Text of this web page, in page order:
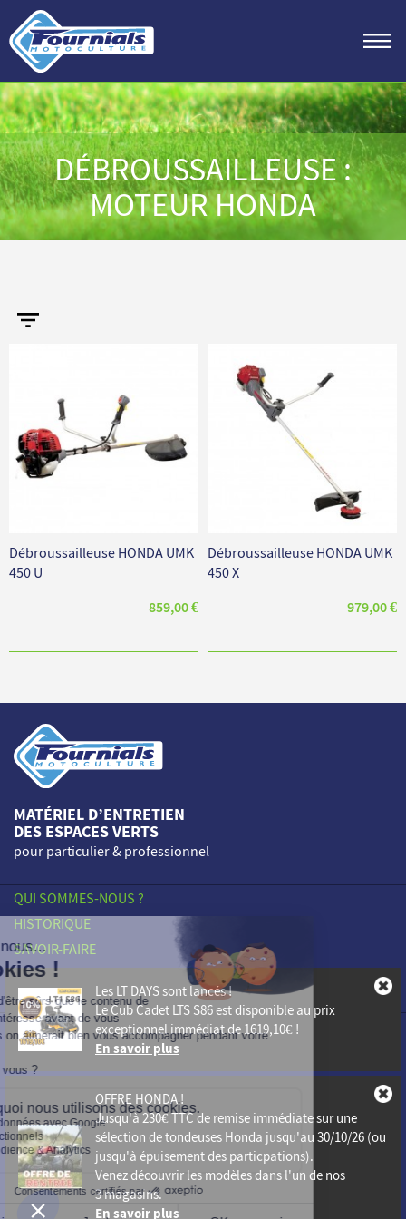
Les LT DAYS sont lancés !
LeCub Cadet LTS S86est disponible au prix
exceptionnel immédiat de1619,10€ !
En savoir plus
OFFRE HONDA !
Jusqu'à230€ TTC de remise immédiatesur une
sélection de tondeuses Honda jusqu'au 30/10/26 (ou
jusqu'à épuisement des particpations).
Venez découvrir les modèles dans l'un de nos
3 magasins.
En savoir plus
DÉBROUSSAILLEUSE :
MOTEUR HONDA
Débroussailleuse HONDA UMK
450 U
859,00 €
Débroussailleuse HONDA UMK
450 X
979,00 €
MATÉRIEL D’ENTRETIEN
DES ESPACES VERTS
pour particulier & professionnel
QUI SOMMES-NOUS ?
HISTORIQUE
SAVOIR-FAIRE
ENGAGEMENTS
NOS POINTS DE VENTE
PROFESSIONNELS
ACTUALITÉS
Mentions légales
Vie Privée
Plan du site